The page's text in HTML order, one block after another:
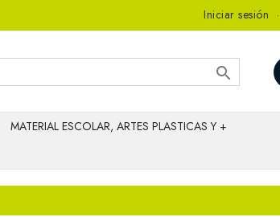
Iniciar sesión ·

MATERIAL ESCOLAR, ARTES PLASTICAS Y +